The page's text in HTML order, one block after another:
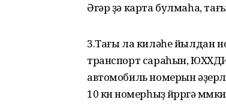
Әгәр ҙә карта булмаһа,
3.Тағы ла киләһе йылдан
транспорт сараһын,
автомобиль номерын
10 көн номерһыҙ йөрөргә